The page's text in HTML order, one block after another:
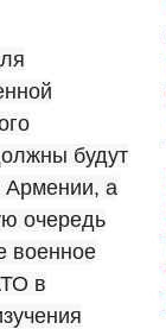
будут
Армении, а
очередь
военное
в